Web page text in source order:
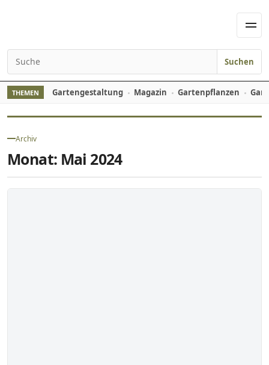
Search for:
Suchen
THEMEN Gartengestaltung Magazin Gartenpflanzen
Archiv
Monat: Mai 2024